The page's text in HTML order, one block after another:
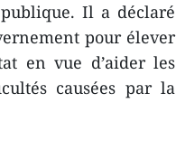
Il a déclaré
pour élever
en vue d’aider les
causées par la